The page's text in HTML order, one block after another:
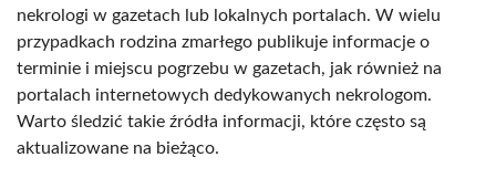
nekrologi w gazetach lub lokalnych portalach. W wielu
przypadkach rodzina zmarłego publikuje informacje o
terminie i miejscu pogrzebu w gazetach, jak również na
portalach internetowych dedykowanych nekrologom.
Warto śledzić takie źródła informacji, które często są
aktualizowane na bieżąco.